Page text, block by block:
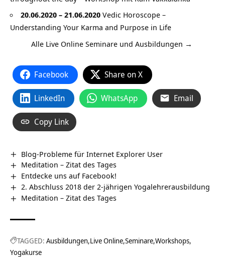
20.06.2020 – 21.06.2020 Vedic Horoscope –
Understanding Your Karma and Purpose in Life
Alle Live Online Seminare und Ausbildungen →
Facebook Share on X
LinkedIn WhatsApp Email
Copy Link
Blog-Probleme für Internet Explorer User
Meditation – Zitat des Tages
Entdecke uns auf Facebook!
2. Abschluss 2018 der 2-jährigen Yogalehrerausbildung
Meditation – Zitat des Tages
TAGGED: Ausbildungen Live Online Seminare Workshops
Yogakurse